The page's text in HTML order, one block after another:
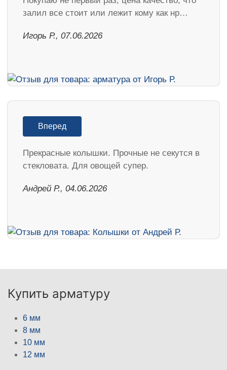
залил все стоит или лежит кому как нр…
Игорь Р., 07.06.2026
Вперед
Прекрасные колышки. Прочные не секутся в
стекловата. Для овощей супер.
Андрей Р., 04.06.2026
Купить арматуру
6 мм
8 мм
10 мм
12 мм